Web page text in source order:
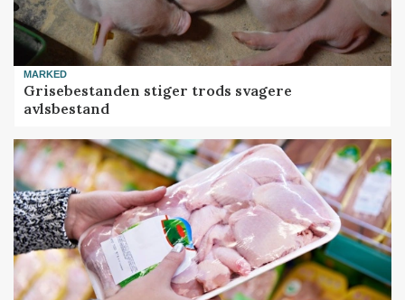
MARKED
Grisebestanden stiger trods svagere
avlsbestand